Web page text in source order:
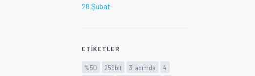
28 Şubat
ETIKETLER
%50 256bit 3-adımda
4